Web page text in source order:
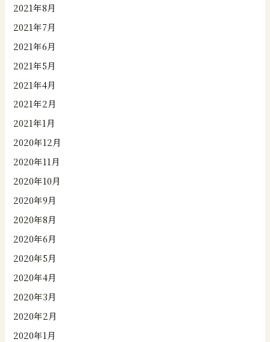
2021年8月
2021年7月
2021年6月
2021年5月
2021年4月
2021年2月
2021年1月
2020年12月
2020年11月
2020年10月
2020年9月
2020年8月
2020年6月
2020年5月
2020年4月
2020年3月
2020年2月
2020年1月